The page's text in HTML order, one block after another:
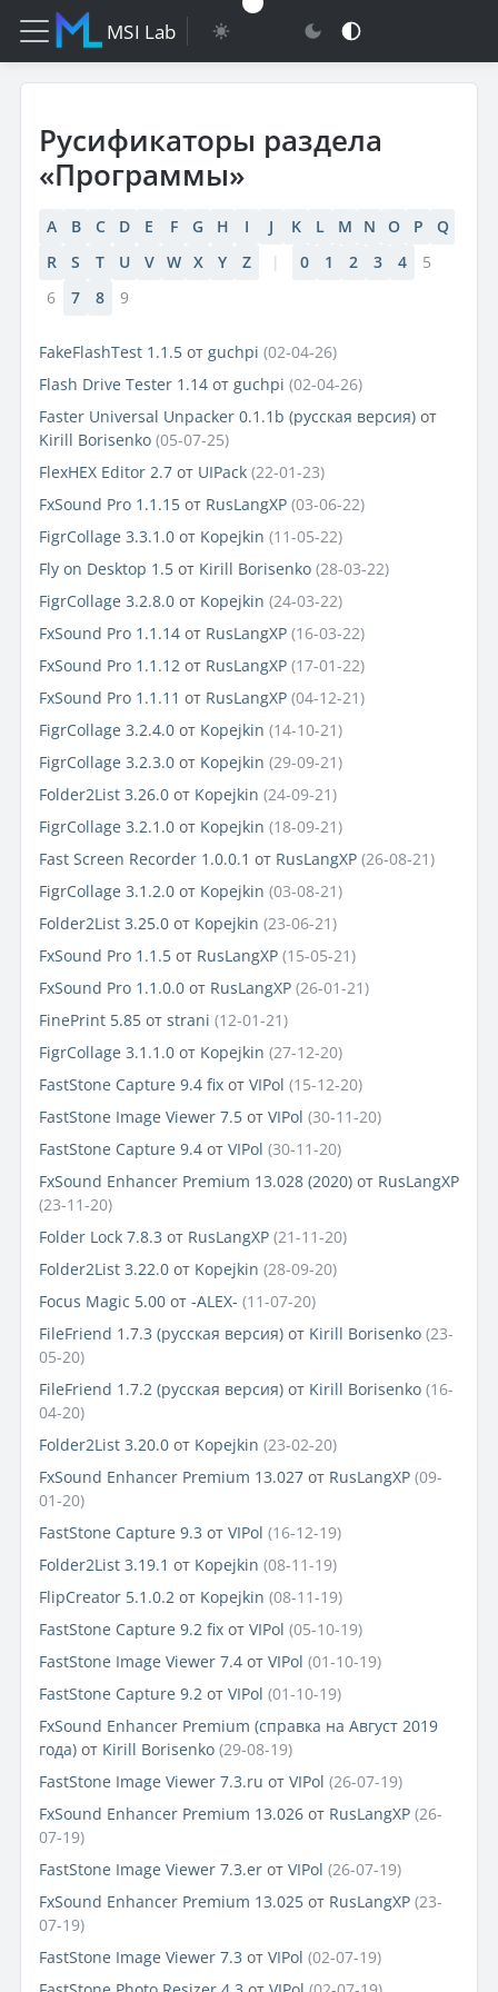
MSI Lab
Русификаторы раздела
«Программы»
A B C D E F G H I J K L M N O P
Q
R
S T U V W X Y Z | 0 1 2 3 4
5
6
7 8 9
FakeFlashTest 1.1.5 от guchpi (02-04-26)
Flash Drive Tester 1.14 от guchpi (02-04-26)
Faster Universal Unpacker 0.1.1b (русская версия) от
Kirill Borisenko (05-07-25)
FlexHEX Editor 2.7 от UIPaсk (22-01-23)
FxSound Pro 1.1.15 от RusLangXP (03-06-22)
FigrCollage 3.3.1.0 от Kopejkin (11-05-22)
Fly on Desktop 1.5 от Kirill Borisenko (28-03-22)
FigrCollage 3.2.8.0 от Kopejkin (24-03-22)
FxSound Pro 1.1.14 от RusLangXP (16-03-22)
FxSound Pro 1.1.12 от RusLangXP (17-01-22)
FxSound Pro 1.1.11 от RusLangXP (04-12-21)
FigrCollage 3.2.4.0 от Kopejkin (14-10-21)
FigrCollage 3.2.3.0 от Kopejkin (29-09-21)
Folder2List 3.26.0 от Kopejkin (24-09-21)
FigrCollage 3.2.1.0 от Kopejkin (18-09-21)
Fast Screen Recorder 1.0.0.1 от RusLangXP (26-08-21)
FigrCollage 3.1.2.0 от Kopejkin (03-08-21)
Folder2List 3.25.0 от Kopejkin (23-06-21)
FxSound Pro 1.1.5 от RusLangXP (15-05-21)
FxSound Pro 1.1.0.0 от RusLangXP (26-01-21)
FinePrint 5.85 от strani (12-01-21)
FigrCollage 3.1.1.0 от Kopejkin (27-12-20)
FastStone Capture 9.4 fix от VIPol (15-12-20)
FastStone Image Viewer 7.5 от VIPol (30-11-20)
FastStone Capture 9.4 от VIPol (30-11-20)
FxSound Enhancer Premium 13.028 (2020) от RusLangXP
(23-11-20)
Folder Lock 7.8.3 от RusLangXP (21-11-20)
Folder2List 3.22.0 от Kopejkin (28-09-20)
Focus Magic 5.00 от -ALEX- (11-07-20)
FileFriend 1.7.3 (русская версия) от Kirill Borisenko (23-
05-20)
FileFriend 1.7.2 (русская версия) от Kirill Borisenko (16-
04-20)
Folder2List 3.20.0 от Kopejkin (23-02-20)
FxSound Enhancer Premium 13.027 от RusLangXP (09-
01-20)
FastStone Capture 9.3 от VIPol (16-12-19)
Folder2List 3.19.1 от Kopejkin (08-11-19)
FlipCreator 5.1.0.2 от Kopejkin (08-11-19)
FastStone Capture 9.2 fix от VIPol (05-10-19)
FastStone Image Viewer 7.4 от VIPol (01-10-19)
FastStone Capture 9.2 от VIPol (01-10-19)
FxSound Enhancer Premium (справка на Август 2019
года) от Kirill Borisenko (29-08-19)
FastStone Image Viewer 7.3.ru от VIPol (26-07-19)
FxSound Enhancer Premium 13.026 от RusLangXP (26-
07-19)
FastStone Image Viewer 7.3.er от VIPol (26-07-19)
FxSound Enhancer Premium 13.025 от RusLangXP (23-
07-19)
FastStone Image Viewer 7.3 от VIPol (02-07-19)